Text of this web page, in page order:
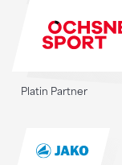
Platin Partner